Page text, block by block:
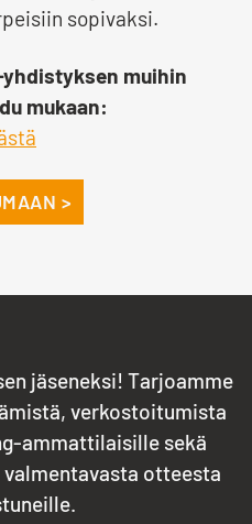
sopivaksi.
muihin
mukaan:
>
jäseneksi! Tarjoamme
verkostoitumista
ammattilaisille sekä
otteesta